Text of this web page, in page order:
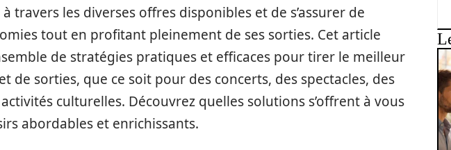
travers les diverses offres disponibles et de s’assurer de
tout en profitant pleinement de ses sorties. Cet article
de stratégies pratiques et efficaces pour tirer le meilleur
de sorties, que ce soit pour des concerts, des spectacles, des
culturelles. Découvrez quelles solutions s’offrent à vous
abordables et enrichissants.